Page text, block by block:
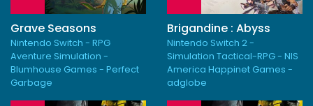
Grave Seasons
Nintendo Switch - RPG
Aventure Simulation -
Blumhouse Games - Perfect
Garbage
Brigandine : Abyss
Nintendo Switch 2 -
Simulation Tactical-RPG - NIS
America Happinet Games -
adglobe